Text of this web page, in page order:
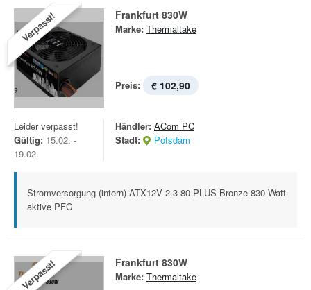
Verpasst! Frankfurt 830W
Marke: Thermaltake
Preis: € 102,90
Leider verpasst!
Gültig: 15.02. -
19.02.
Händler: ACom PC
Stadt:
Potsdam
Stromversorgung (intern) ATX12V 2.3 80 PLUS Bronze 830 Watt
aktive PFC
Verpasst! Frankfurt 830W
Marke: Thermaltake